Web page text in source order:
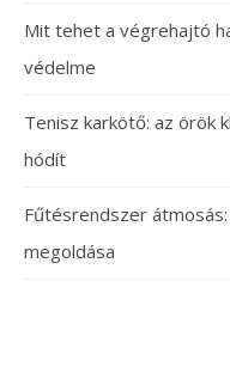
Mit tehet a végrehajtó
védelme
Tenisz karkötő: az örök
hódít
Fűtésrendszer
megoldása